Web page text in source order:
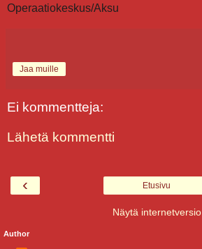
Operaatiokeskus/Aksu
Jaa muille
Ei kommentteja:
Lähetä kommentti
‹ Etusivu
Näytä internetversio
Author